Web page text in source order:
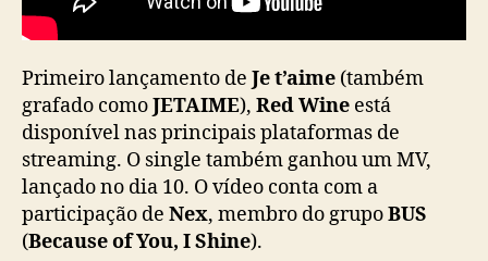
m
R
e
d
W
i
n
e
Primeiro lançamento de Je t’aime (também
grafado comoJETAIME), Red Wine está
disponível nas principais plataformas de
streaming. O single também ganhou um MV,
lançado no dia 10. O vídeo conta com a
participação de Nex, membro do grupoBUS
(Because of You, I Shine).